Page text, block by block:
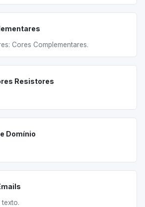
Cores Complementares.
Resistores
Domínio
texto.